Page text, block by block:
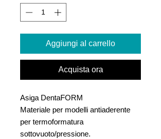
Aggiungi al carrello
Acquista ora
Asiga DentaFORM
Materiale per modelli antiaderente
per termoformatura
sottovuoto/pressione.